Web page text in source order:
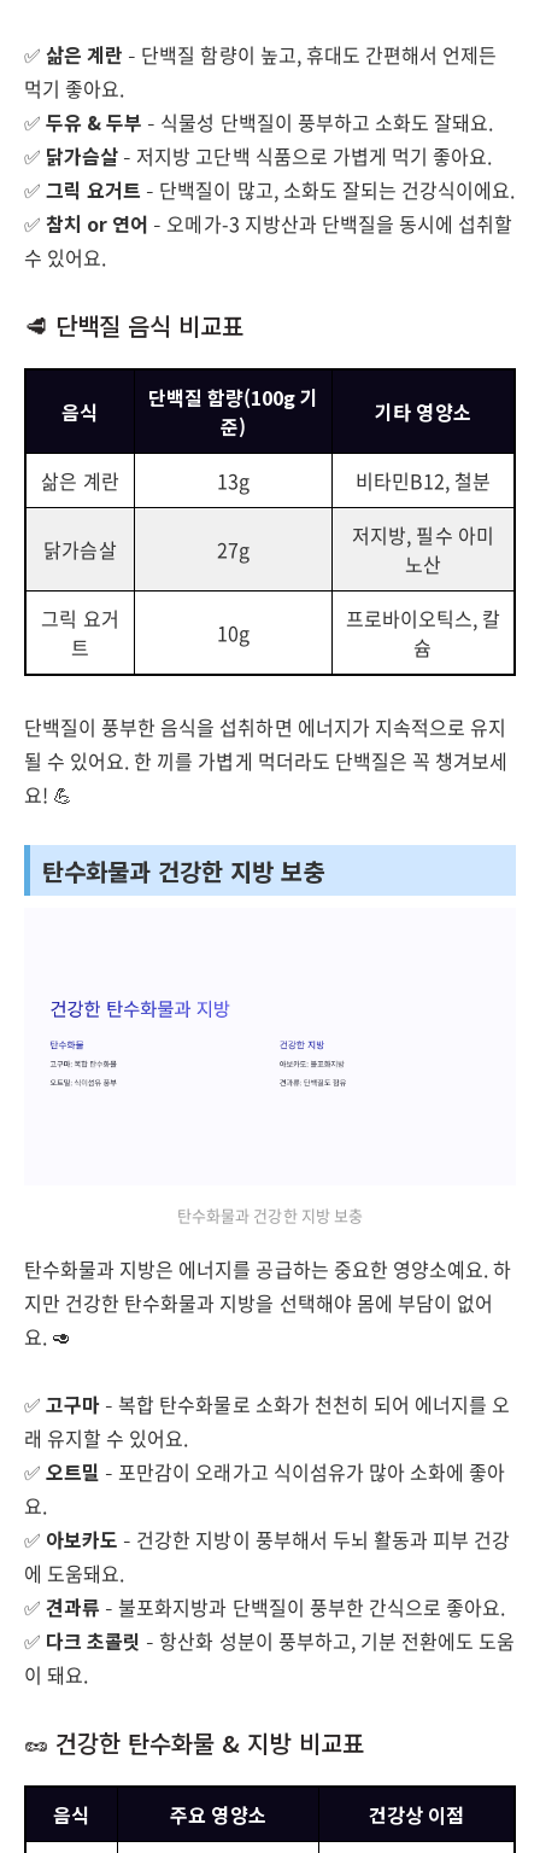
✅삶은 계란 – 단백질 함량이 높고, 휴대도 간편해서 언제든
먹기 좋아요.
✅두유 & 두부 – 식물성 단백질이 풍부하고 소화도 잘돼요.
✅ 닭가슴살 – 저지방 고단백 식품으로 가볍게 먹기 좋아요.
✅그릭 요거트 – 단백질이 많고, 소화도 잘되는 건강식이에요.
✅참치 or 연어 – 오메가-3 지방산과 단백질을 동시에 섭취할
수 있어요.
🥩 단백질 음식 비교표
음식
단백질 함량(100g 기
준)
기타 영양소
삶은 계란 13g 비타민B12, 철분
닭가슴살 27g
저지방, 필수 아미
노산
그릭 요거
트
10g
프로바이오틱스, 칼
슘
단백질이 풍부한 음식을 섭취하면 에너지가 지속적으로 유지
될 수 있어요. 한 끼를 가볍게 먹더라도 단백질은 꼭 챙겨보세
요! 💪
탄수화물과 건강한 지방 보충
탄수화물과 건강한 지방 보충
탄수화물과 지방은 에너지를 공급하는 중요한 영양소예요. 하
지만 건강한 탄수화물과 지방을 선택해야 몸에 부담이 없어
요. 🥑
✅고구마 – 복합 탄수화물로 소화가 천천히 되어 에너지를 오
래 유지할 수 있어요.
✅오트밀 – 포만감이 오래가고 식이섬유가 많아 소화에 좋아
요.
✅ 아보카도 – 건강한 지방이 풍부해서 두뇌 활동과 피부 건강
에 도움돼요.
✅견과류 – 불포화지방과 단백질이 풍부한 간식으로 좋아요.
✅ 다크 초콜릿 – 항산화 성분이 풍부하고, 기분 전환에도 도움
이 돼요.
🥜 건강한 탄수화물 & 지방 비교표
음식 주요 영양소 건강상 이점